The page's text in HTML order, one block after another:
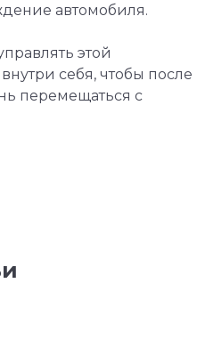
автомобиля.
этой
себя, чтобы после
перемещаться с